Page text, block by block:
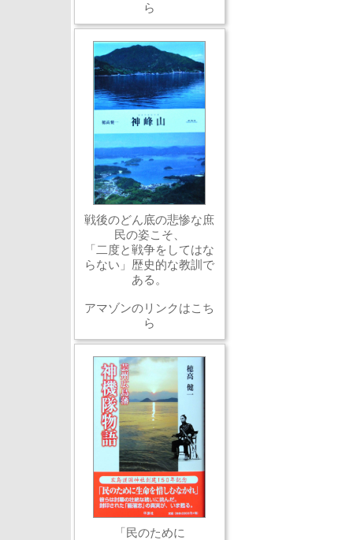
ら
戦後のどん底の悲惨な庶
民の姿こそ、
「二度と戦争をしてはな
らない」歴史的な教訓で
ある。
アマゾンのリンクはこち
ら
「民のために